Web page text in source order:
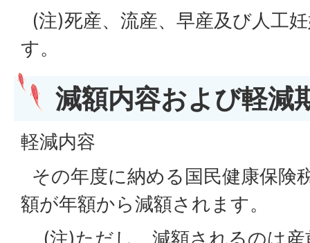
(注)死産、流産、早産及び人工
す。
減額内容および軽減
軽減内容
その年度に納める国民健康保険
額が年額から減額されます。